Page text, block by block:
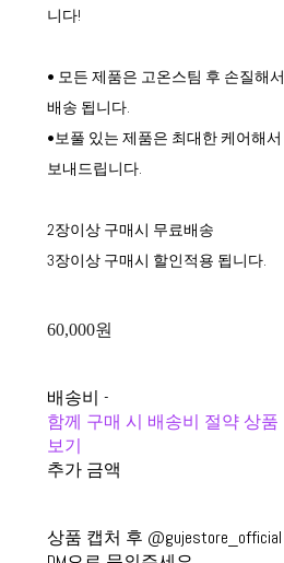
니다!
• 모든 제품은 고온스팀 후 손질해서
배송 됩니다.
•보풀 있는 제품은 최대한 케어해서
보내드립니다.
2장이상 구매시 무료배송
3장이상 구매시 할인적용 됩니다.
60,000원
배송비 -
함께 구매 시 배송비 절약 상품
보기
추가 금액
상품 캡처 후 @gujestore_official